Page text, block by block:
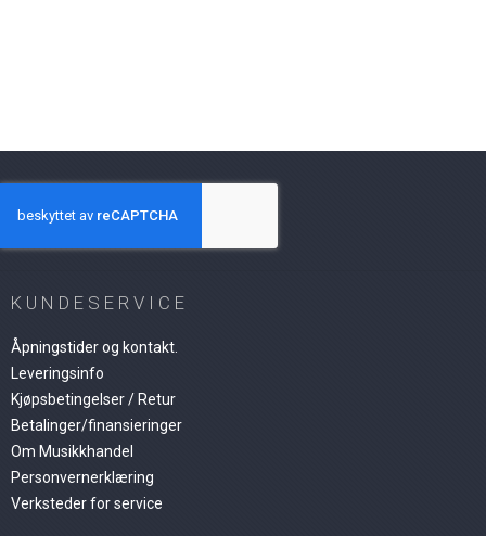
KUNDESERVICE
Åpningstider og kontakt.
Leveringsinfo
Kjøpsbetingelser / Retur
Betalinger/finansieringer
Om Musikkhandel
Personvernerklæring
Verksteder for service